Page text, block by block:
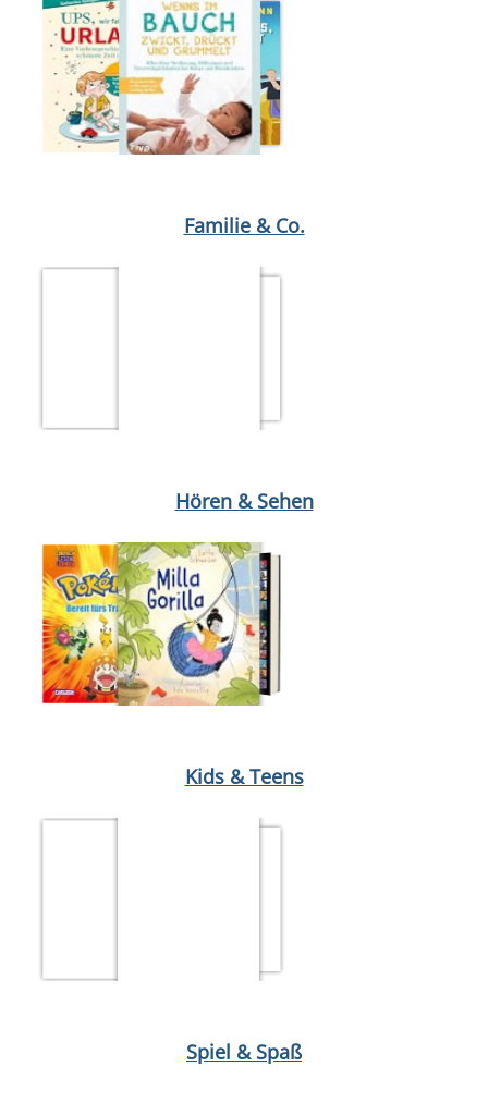
Familie & Co.
Hören & Sehen
Kids & Teens
Spiel & Spaß